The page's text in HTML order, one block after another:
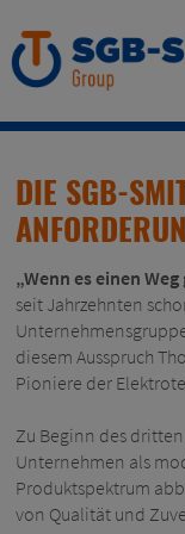
DIE SGB-
„Wenn es einen
seit Jahrzehnten
diesem Ausspruch
Pioniere der
Zu Beginn des
Unternehmen als
Produktspektrum
von Qualität und